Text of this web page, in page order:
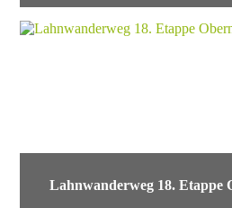
Lahnwanderweg 18. Etappe